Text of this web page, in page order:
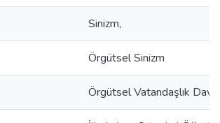
Sinizm,
Örgütsel Sinizm
Örgütsel Vatandaşlık